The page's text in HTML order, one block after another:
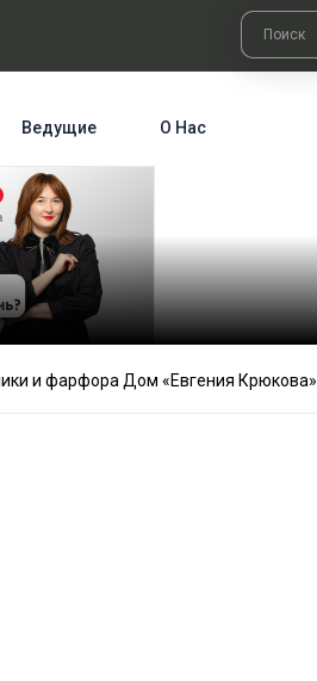
Ведущие О Нас
и фарфора Дом «Евгения Крюкова»